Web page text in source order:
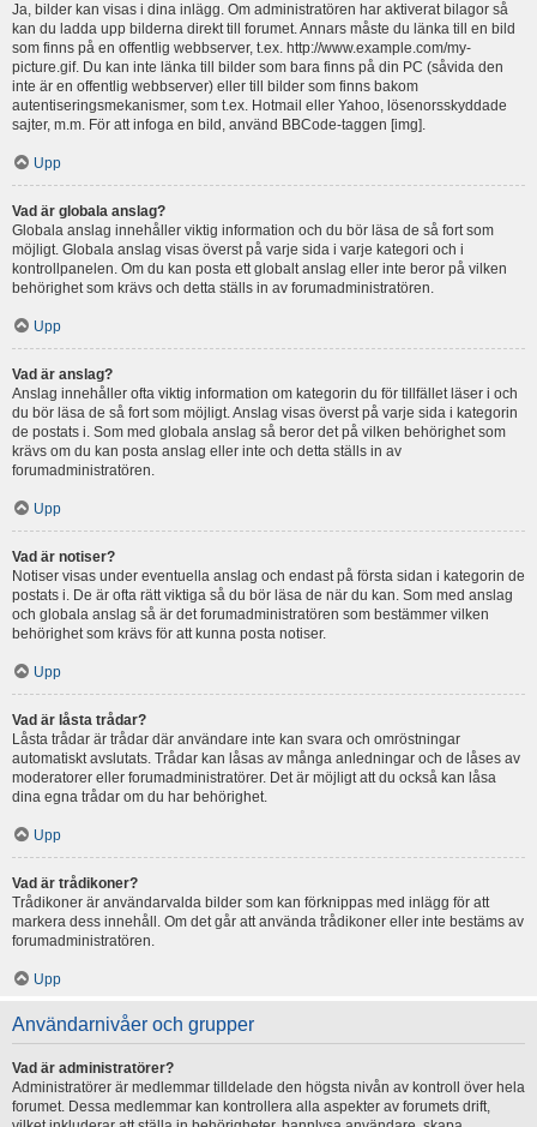
Ja, bilder kan visas i dina inlägg. Om administratören har aktiverat bilagor så
kan du ladda upp bilderna direkt till forumet. Annars måste du länka till en bild
som finns på en offentlig webbserver, t.ex. http://www.example.com/my-
picture.gif. Du kan inte länka till bilder som bara finns på din PC (såvida den
inte är en offentlig webbserver) eller till bilder som finns bakom
autentiseringsmekanismer, som t.ex. Hotmail eller Yahoo, lösenorsskyddade
sajter, m.m. För att infoga en bild, använd BBCode-taggen [img].
Upp
Vad är globala anslag?
Globala anslag innehåller viktig information och du bör läsa de så fort som
möjligt. Globala anslag visas överst på varje sida i varje kategori och i
kontrollpanelen. Om du kan posta ett globalt anslag eller inte beror på vilken
behörighet som krävs och detta ställs in av forumadministratören.
Upp
Vad är anslag?
Anslag innehåller ofta viktig information om kategorin du för tillfället läser i och
du bör läsa de så fort som möjligt. Anslag visas överst på varje sida i kategorin
de postats i. Som med globala anslag så beror det på vilken behörighet som
krävs om du kan posta anslag eller inte och detta ställs in av
forumadministratören.
Upp
Vad är notiser?
Notiser visas under eventuella anslag och endast på första sidan i kategorin de
postats i. De är ofta rätt viktiga så du bör läsa de när du kan. Som med anslag
och globala anslag så är det forumadministratören som bestämmer vilken
behörighet som krävs för att kunna posta notiser.
Upp
Vad är låsta trådar?
Låsta trådar är trådar där användare inte kan svara och omröstningar
automatiskt avslutats. Trådar kan låsas av många anledningar och de låses av
moderatorer eller forumadministratörer. Det är möjligt att du också kan låsa
dina egna trådar om du har behörighet.
Upp
Vad är trådikoner?
Trådikoner är användarvalda bilder som kan förknippas med inlägg för att
markera dess innehåll. Om det går att använda trådikoner eller inte bestäms av
forumadministratören.
Upp
Användarnivåer och grupper
Vad är administratörer?
Administratörer är medlemmar tilldelade den högsta nivån av kontroll över hela
forumet. Dessa medlemmar kan kontrollera alla aspekter av forumets drift,